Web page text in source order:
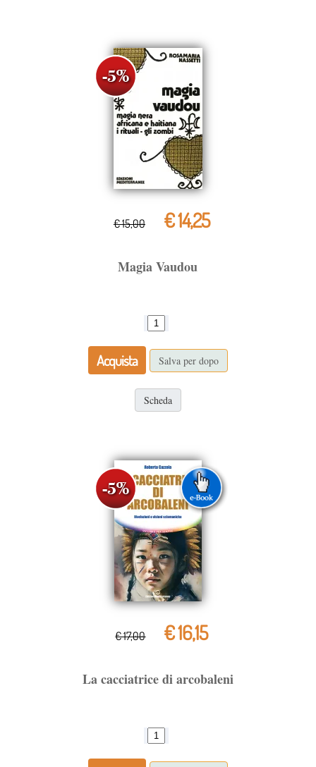
€ 15,00 € 14,25
Magia Vaudou
Acquista Salva per dopo
Scheda
€ 17,00 € 16,15
La cacciatrice di arcobaleni